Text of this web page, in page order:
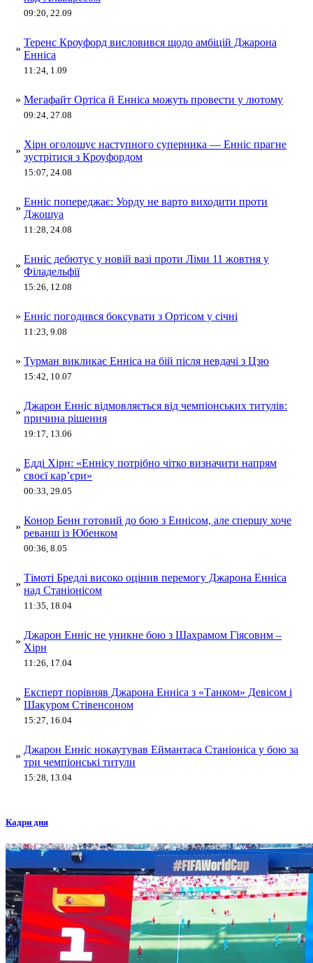
09:20, 22.09
»
Теренс Кроуфорд висловився щодо амбіцій Джарона
Енніса
11:24, 1.09
» Мегафайт Ортіса й Енніса можуть провести у лютому
09:24, 27.08
»
Хірн оголошує наступного суперника — Енніс прагне
зустрітися з Кроуфордом
15:07, 24.08
»
Енніс попереджає: Уорду не варто виходити проти
Джошуа
11:28, 24.08
»
Енніс дебютує у новій вазі проти Ліми 11 жовтня у
Філадельфії
15:26, 12.08
» Енніс погодився боксувати з Ортісом у січні
11:23, 9.08
» Турман викликає Енніса на бій після невдачі з Цзю
15:42, 10.07
»
Джарон Енніс відмовляється від чемпіонських титулів:
причина рішення
19:17, 13.06
»
Едді Хірн: «Еннісу потрібно чітко визначити напрям
своєї карʼєри»
00:33, 29.05
»
Конор Бенн готовий до бою з Еннісом, але спершу хоче
реванш із Юбенком
00:36, 8.05
»
Тімоті Бредлі високо оцінив перемогу Джарона Енніса
над Станіонісом
11:35, 18.04
»
Джарон Енніс не уникне бою з Шахрамом Гіясовим –
Хірн
11:26, 17.04
»
Експерт порівняв Джарона Енніса з «Танком» Девісом і
Шакуром Стівенсоном
15:27, 16.04
»
Джарон Енніс нокаутував Еймантаса Станіоніса у бою за
три чемпіонські титули
15:28, 13.04
Кадри дня